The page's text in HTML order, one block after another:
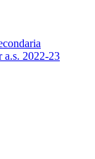
a.s. 2022-23